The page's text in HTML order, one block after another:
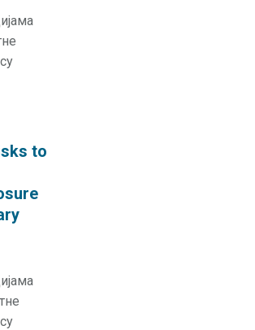
to